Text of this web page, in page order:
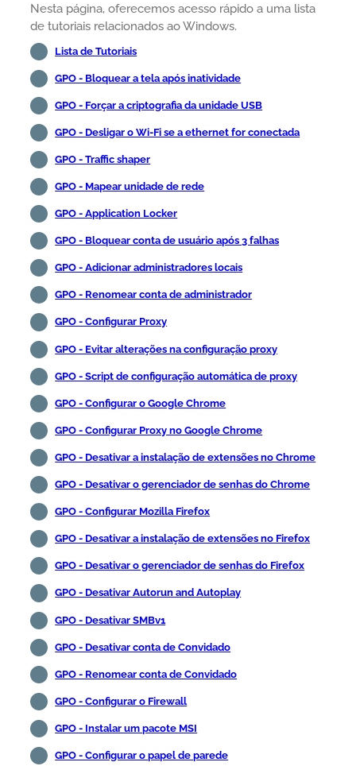
Nesta página, oferecemos acesso rápido a uma lista
de tutoriais relacionados ao Windows.
Lista de Tutoriais
GPO - Bloquear a tela após inatividade
GPO - Forçar a criptografia da unidade USB
GPO - Desligar o Wi-Fi se a ethernet for conectada
GPO - Traffic shaper
GPO - Mapear unidade de rede
GPO - Application Locker
GPO - Bloquear conta de usuário após 3 falhas
GPO - Adicionar administradores locais
GPO - Renomear conta de administrador
GPO - Configurar Proxy
GPO - Evitar alterações na configuração proxy
GPO - Script de configuração automática de proxy
GPO - Configurar o Google Chrome
GPO - Configurar Proxy no Google Chrome
GPO - Desativar a instalação de extensões no Chrome
GPO - Desativar o gerenciador de senhas do Chrome
GPO - Configurar Mozilla Firefox
GPO - Desativar a instalação de extensões no Firefox
GPO - Desativar o gerenciador de senhas do Firefox
GPO - Desativar Autorun and Autoplay
GPO - Desativar SMBv1
GPO - Desativar conta de Convidado
GPO - Renomear conta de Convidado
GPO - Configurar o Firewall
GPO - Instalar um pacote MSI
GPO - Configurar o papel de parede